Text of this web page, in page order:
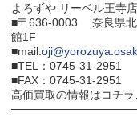
よろずや リーベル王寺店
■〒636-0003 奈良県北
館1F
■mail:
■TEL：0745-31-2951
■FAX：0745-31-2951
高価買取の情報はコチ